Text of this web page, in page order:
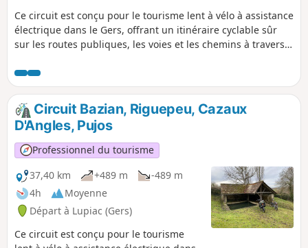
Ce circuit est conçu pour le tourisme lent à vélo à assistance
électrique dans le Gers, offrant un itinéraire cyclable sûr
sur les routes publiques, les voies et les chemins à travers
passant par une belle campagne et de nombreux sites et
villages historiques du Gers. Ce parcours suit la rive Ouest
du Lac Saint-Laurent en traversant les forêts qui entourent
le lac.Circuit Bazian, Riguepeu, Cazaux
D'Angles, Pujos
Professionnel du tourisme
37,40 km
+489 m
-489 m
4h
Moyenne
Départ à Lupiac (Gers)
Ce circuit est conçu pour le tourisme